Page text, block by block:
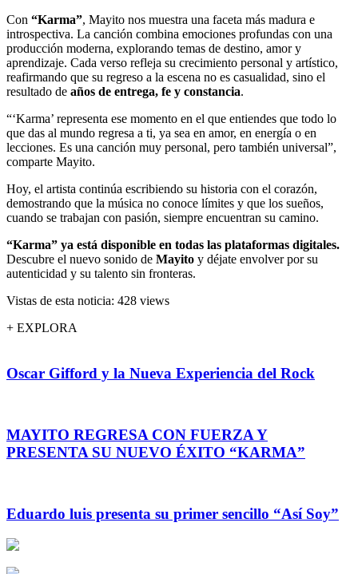
Con “Karma”, Mayito nos muestra una faceta más madura e
introspectiva. La canción combina emociones profundas con una
producción moderna, explorando temas de destino, amor y
aprendizaje. Cada verso refleja su crecimiento personal y artístico,
reafirmando que su regreso a la escena no es casualidad, sino el
resultado de años de entrega, fe y constancia.
“‘Karma’ representa ese momento en el que entiendes que todo lo
que das al mundo regresa a ti, ya sea en amor, en energía o en
lecciones. Es una canción muy personal, pero también universal”,
comparte Mayito.
Hoy, el artista continúa escribiendo su historia con el corazón,
demostrando que la música no conoce límites y que los sueños,
cuando se trabajan con pasión, siempre encuentran su camino.
“Karma” ya está disponible en todas las plataformas digitales.
Descubre el nuevo sonido de Mayito y déjate envolver por su
autenticidad y su talento sin fronteras.
Vistas de esta noticia: 428 views
+ EXPLORA
Oscar Gifford y la Nueva Experiencia del Rock
MAYITO REGRESA CON FUERZA Y
PRESENTA SU NUEVO ÉXITO “KARMA”
Eduardo luis presenta su primer sencillo “Así Soy”